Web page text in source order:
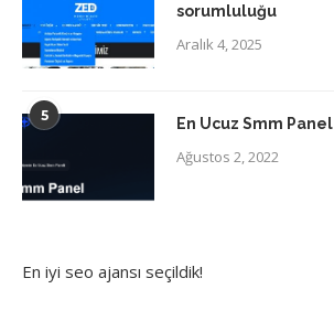
sorumluluğu
Aralık 4, 2025
5 En Ucuz Smm Panel
Ağustos 2, 2022
En iyi seo ajansı seçildik!